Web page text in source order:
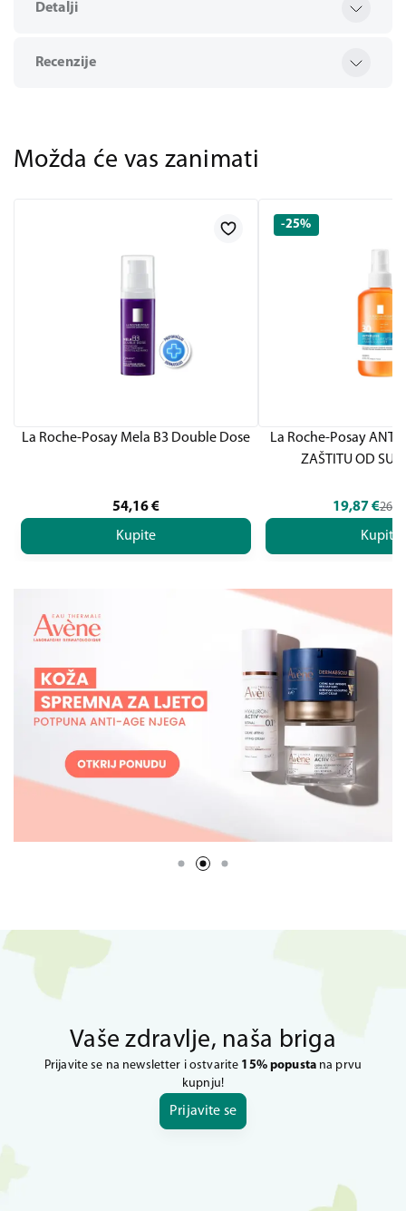
Detalji
Recenzije
Možda će vas zanimati
La Roche-Posay Mela B3 Double Dose
54,16€
Kupite
-25%
La Roche-Posay
ZAŠTITU OD
19,87 €
Kupite
Vaše zdravlje, naša briga
Prijavite se na newsletter i ostvarite 15% popustana prvu
kupnju!
Prijavite se